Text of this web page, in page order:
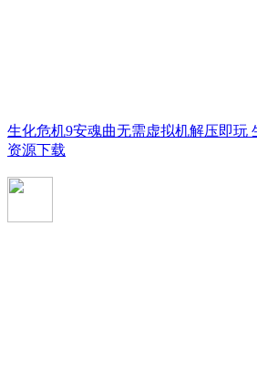
生化危机9安魂曲无需虚拟机解压即玩
资源下载